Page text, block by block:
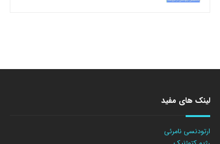
لینک های مفید
ارتودنسی نامرئی